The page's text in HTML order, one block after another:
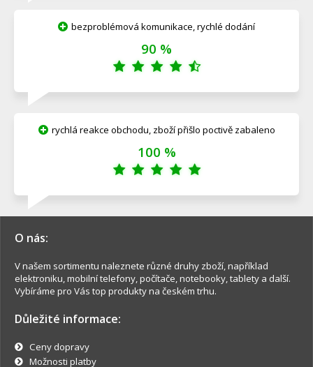
bezproblémová komunikace, rychlé dodání
90 %
rychlá reakce obchodu, zboží přišlo poctivě zabaleno
100 %
O nás:
V našem sortimentu naleznete různé druhy zboží, například
elektroniku, mobilní telefony, počítače, notebooky, tablety a další.
Vybíráme pro Vás top produkty na českém trhu.
Důležité informace:
Ceny dopravy
Možnosti platby